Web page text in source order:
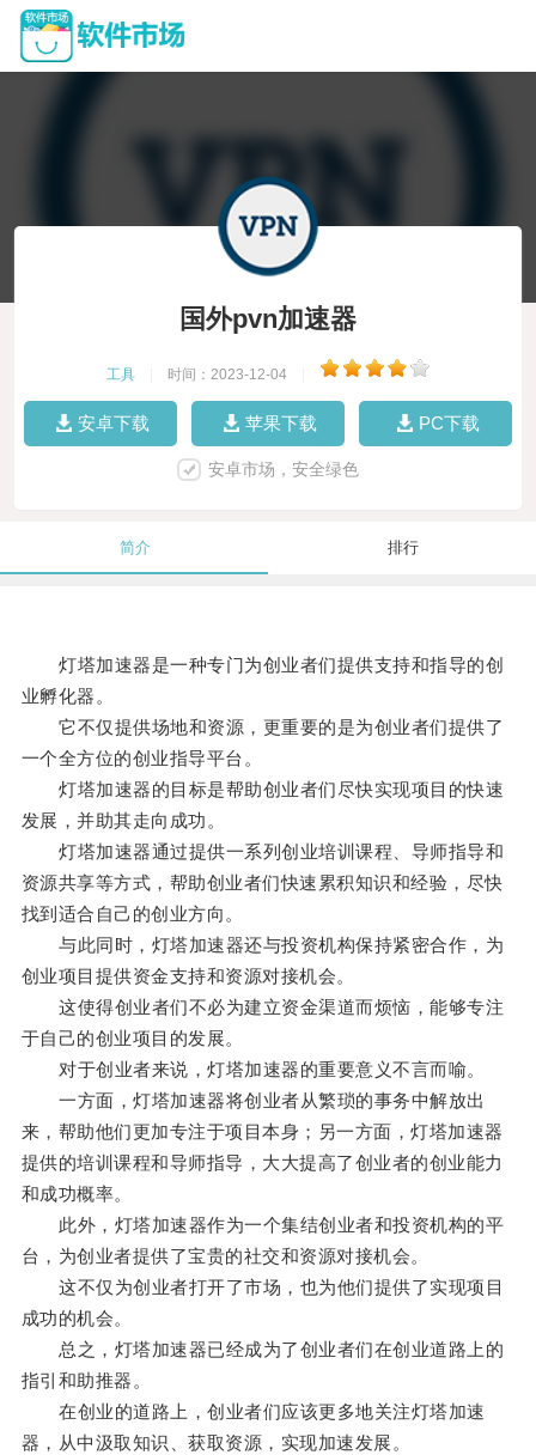
国外pvn加速器
工具 时间：2023-12-04
安卓下载 苹果下载 PC下载
安卓市场，安全绿色
简介 排行
灯塔加速器是一种专门为创业者们提供支持和指导的创
业孵化器。
它不仅提供场地和资源，更重要的是为创业者们提供了
一个全方位的创业指导平台。
灯塔加速器的目标是帮助创业者们尽快实现项目的快速
发展，并助其走向成功。
灯塔加速器通过提供一系列创业培训课程、导师指导和
资源共享等方式，帮助创业者们快速累积知识和经验，尽快
找到适合自己的创业方向。
与此同时，灯塔加速器还与投资机构保持紧密合作，为
创业项目提供资金支持和资源对接机会。
这使得创业者们不必为建立资金渠道而烦恼，能够专注
于自己的创业项目的发展。
对于创业者来说，灯塔加速器的重要意义不言而喻。
一方面，灯塔加速器将创业者从繁琐的事务中解放出
来，帮助他们更加专注于项目本身；另一方面，灯塔加速器
提供的培训课程和导师指导，大大提高了创业者的创业能力
和成功概率。
此外，灯塔加速器作为一个集结创业者和投资机构的平
台，为创业者提供了宝贵的社交和资源对接机会。
这不仅为创业者打开了市场，也为他们提供了实现项目
成功的机会。
总之，灯塔加速器已经成为了创业者们在创业道路上的
指引和助推器。
在创业的道路上，创业者们应该更多地关注灯塔加速
器，从中汲取知识、获取资源，实现加速发展。